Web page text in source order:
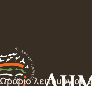
Ωράριο λειτουργίας